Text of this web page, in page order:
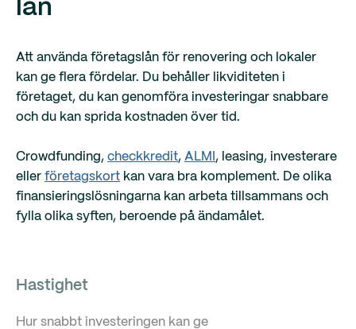
lån
Att använda företagslån för renovering och lokaler
kan ge flera fördelar. Du behåller likviditeten i
företaget, du kan genomföra investeringar snabbare
och du kan sprida kostnaden över tid.
Crowdfunding, checkkredit, ALMI , leasing, investerare
eller företagskort kan vara bra komplement. De olika
finansieringslösningarna kan arbeta tillsammans och
fylla olika syften, beroende på ändamålet.
Hastighet
Hur snabbt investeringen kan ge